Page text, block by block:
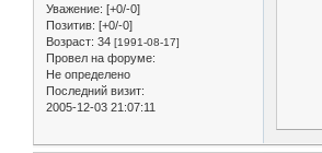
Уважение: [+0/-0]
Позитив: [+0/-0]
Возраст: 34 [1991-08-17]
Провел на форуме:
Не определено
Последний визит:
2005-12-03 21:07:11